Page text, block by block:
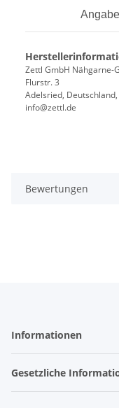
Zettl GmbH Nähgarne-
Flurstr. 3
Adelsried,
info@zettl.de
Bewertungen
Informationen
Gesetzliche